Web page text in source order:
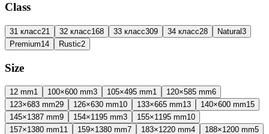
Class
31 класс21 32 класс168 33 класс309 34 класс28 Natural 3
Premium14 Rustic2
Size
12 mm1 100×600 mm3 105×495 mm1 120×585 mm6
123×683 mm29 126×630 mm10 133×665 mm13 140×600 mm15
145×1387 mm9 154×1195 mm3 155×1195 mm10
157×1380 mm11 159×1380 mm7 183×1220 mm4 188×1200 mm5